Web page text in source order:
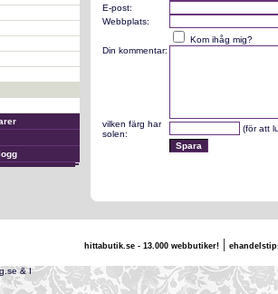
E-post:
Webbplats:
Kom ihåg mig?
Din kommentar:
vilken färg har
solen:
(för att
hittabutik.se - 13.000 webbutiker!|
nogg.se & I